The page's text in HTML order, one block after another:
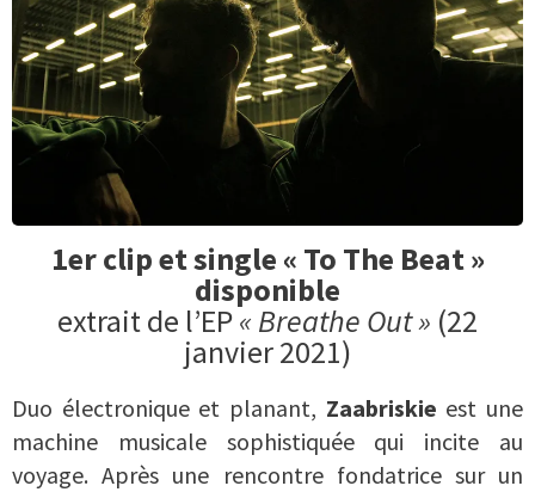
1er clip et single « To The Beat »
disponible
extrait de l’EP« Breathe Out » (22
janvier 2021)
Duo électronique et planant, Zaabriskie est une
machine musicale sophistiquée qui incite au
voyage. Après une rencontre fondatrice sur un